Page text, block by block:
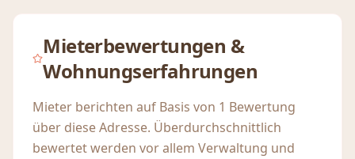
Mieterbewertungen &
Wohnungserfahrungen
Mieter berichten auf Basis von 1 Bewertung
über diese Adresse. Überdurchschnittlich
bewertet werden vor allem Verwaltung und